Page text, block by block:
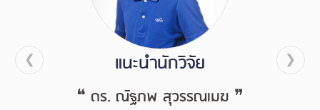
❮ แนะนำนักวิจัย
❝ ดร. ณัฐภพ สุวรรณเมฆ ❞
❯